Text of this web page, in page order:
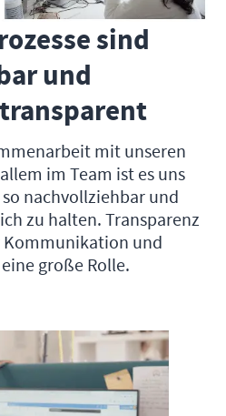
sind
und
mit unseren
im Team ist es uns
nachvollziehbar und
zu halten. Transparenz
Kommunikation und
große Rolle.